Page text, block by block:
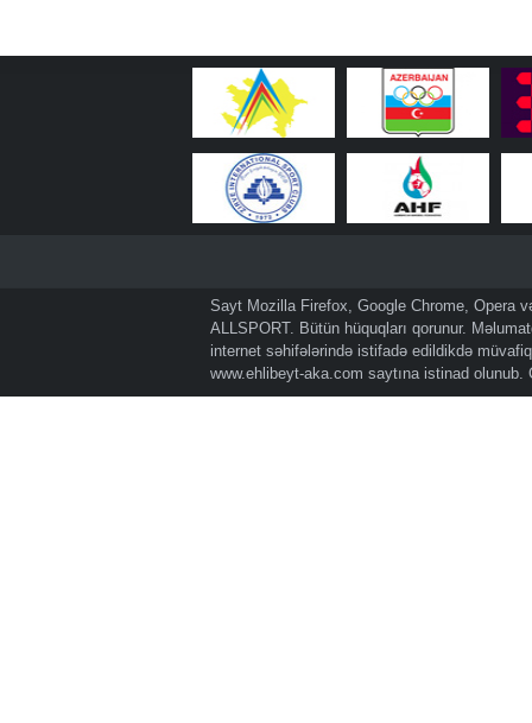
Sayt Mozilla Firefox, Google Chrome, Opera
ALLSPORT. Bütün hüquqları qorunur.
internet səhifələrində istifadə edildikdə
www.ehlibeyt-aka.com saytına istinad olunub.